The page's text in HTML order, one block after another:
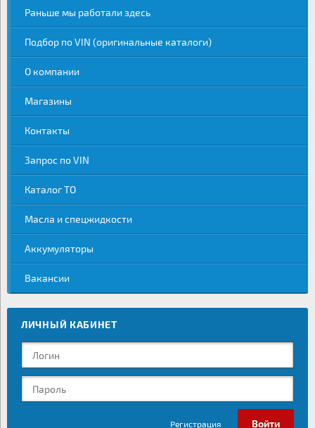
Раньше мы работали здесь
Подбор по VIN (оригинальные каталоги)
О компании
Магазины
Контакты
Запрос по VIN
Каталог ТО
Масла и спецжидкости
Аккумуляторы
Вакансии
ЛИЧНЫЙ КАБИНЕТ
Регистрация